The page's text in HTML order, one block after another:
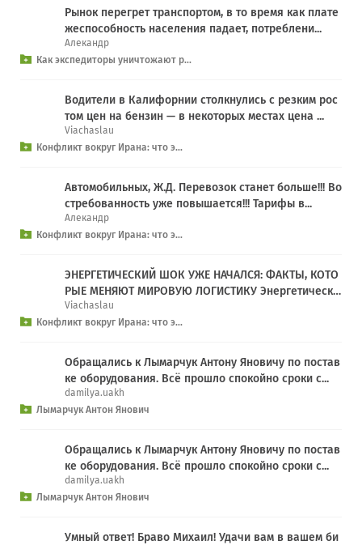
Рынок перегрет транспортом, в то время как плате
жеспособность населения падает, потреблени...
Алекандр
Как экспедиторы уничтожают р...
Водители в Калифорнии столкнулись с резким рос
том цен на бензин — в некоторых местах цена ...
Viachaslau
Конфликт вокруг Ирана: что э...
Автомобильных, Ж.Д. Перевозок станет больше!!! Во
стребованность уже повышается!!! Тарифы в...
Алекандр
Конфликт вокруг Ирана: что э...
ЭНЕРГЕТИЧЕСКИЙ ШОК УЖЕ НАЧАЛСЯ: ФАКТЫ, КОТО
РЫЕ МЕНЯЮТ МИРОВУЮ ЛОГИСТИКУ Энергетически
й ...
Viachaslau
Конфликт вокруг Ирана: что э...
Обращались к Лымарчук Антону Яновичу по постав
ке оборудования. Всё прошло спокойно сроки с...
damilya.uakh
Лымарчук Антон Янович
Обращались к Лымарчук Антону Яновичу по постав
ке оборудования. Всё прошло спокойно сроки с...
damilya.uakh
Лымарчук Антон Янович
Умный ответ! Браво Михаил! Удачи вам в вашем би